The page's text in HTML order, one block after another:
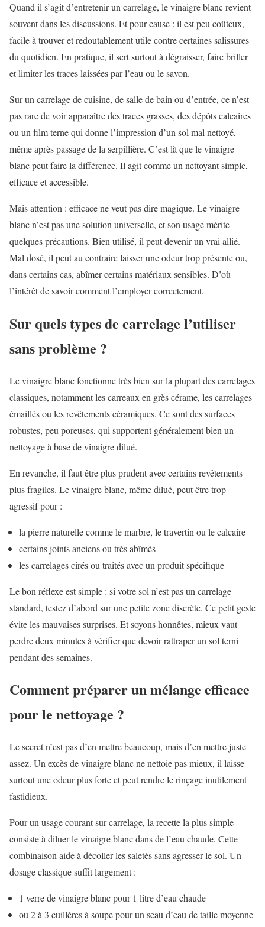
Quand il s’agit d’entretenir un carrelage, le vinaigre blanc revient
souvent dans les discussions. Et pour cause : il est peu coûteux,
facile à trouver et redoutablement utile contre certaines salissures
du quotidien. En pratique, il sert surtout à dégraisser, faire briller
et limiter les traces laissées par l’eau ou le savon.
Sur un carrelage de cuisine, de salle de bain ou d’entrée, ce n’est
pas rare de voir apparaître des traces grasses, des dépôts calcaires
ou un film terne qui donne l’impression d’un sol mal nettoyé,
même après passage de la serpillière. C’est là que le vinaigre
blanc peut faire la différence. Il agit comme un nettoyant simple,
efficace et accessible.
Mais attention : efficace ne veut pas dire magique. Le vinaigre
blanc n’est pas une solution universelle, et son usage mérite
quelques précautions. Bien utilisé, il peut devenir un vrai allié.
Mal dosé, il peut au contraire laisser une odeur trop présente ou,
dans certains cas, abîmer certains matériaux sensibles. D’où
l’intérêt de savoir comment l’employer correctement.
Sur quels types de carrelage l’utiliser
sans problème ?
Le vinaigre blanc fonctionne très bien sur la plupart des carrelages
classiques, notamment les carreaux en grès cérame, les carrelages
émaillés ou les revêtements céramiques. Ce sont des surfaces
robustes, peu poreuses, qui supportent généralement bien un
nettoyage à base de vinaigre dilué.
En revanche, il faut être plus prudent avec certains revêtements
plus fragiles. Le vinaigre blanc, même dilué, peut être trop
agressif pour :
la pierre naturelle comme le marbre, le travertin ou le calcaire
certains joints anciens ou très abîmés
les carrelages cirés ou traités avec un produit spécifique
Le bon réflexe est simple : si votre sol n’est pas un carrelage
standard, testez d’abord sur une petite zone discrète. Ce petit geste
évite les mauvaises surprises. Et soyons honnêtes, mieux vaut
perdre deux minutes à vérifier que devoir rattraper un sol terni
pendant des semaines.
Comment préparer un mélange efficace
pour le nettoyage ?
Le secret n’est pas d’en mettre beaucoup, mais d’en mettre juste
assez. Un excès de vinaigre blanc ne nettoie pas mieux, il laisse
surtout une odeur plus forte et peut rendre le rinçage inutilement
fastidieux.
Pour un usage courant sur carrelage, la recette la plus simple
consiste à diluer le vinaigre blanc dans de l’eau chaude. Cette
combinaison aide à décoller les saletés sans agresser le sol. Un
dosage classique suffit largement :
1 verre de vinaigre blanc pour 1 litre d’eau chaude
ou 2 à 3 cuillères à soupe pour un seau d’eau de taille moyenne